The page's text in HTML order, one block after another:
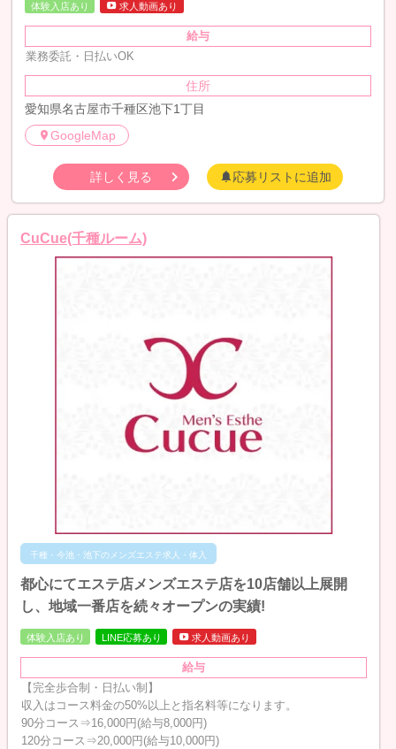
体験入店あり 求人動画あり
給与
業務委託・日払いOK
住所
愛知県名古屋市千種区池下1丁目
GoogleMap
詳しく見る 応募リストに追加
CuCue(千種ルーム)
千種・今池・池下のメンズエステ求人・体入
都心にてエステ店メンズエステ店を10店舗以上展開
し、地域一番店を続々オープンの実績!
体験入店あり LINE応募あり 求人動画あり
給与
【完全歩合制・日払い制】
収入はコース料金の50%以上と指名料等になります。
90分コース⇒16,000円(給与8,000円)
120分コース⇒20,000円(給与10,000円)